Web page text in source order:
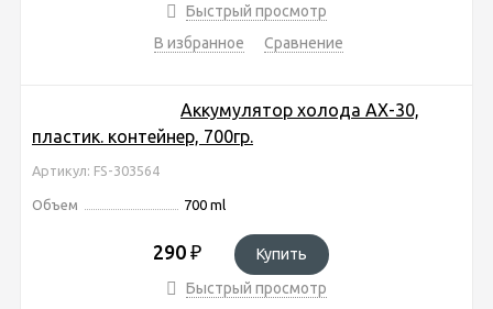
Быстрый просмотр
В избранное
Сравнение
Аккумулятор холода AX-30,
пластик. контейнер, 700гр.
Артикул: FS-303564
Объем 700 ml
290 ₽
Купить
Быстрый просмотр